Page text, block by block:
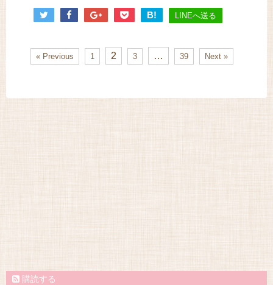
B! LINEへ送る
« Previous 1 2 3 … 39 Next »
購読する